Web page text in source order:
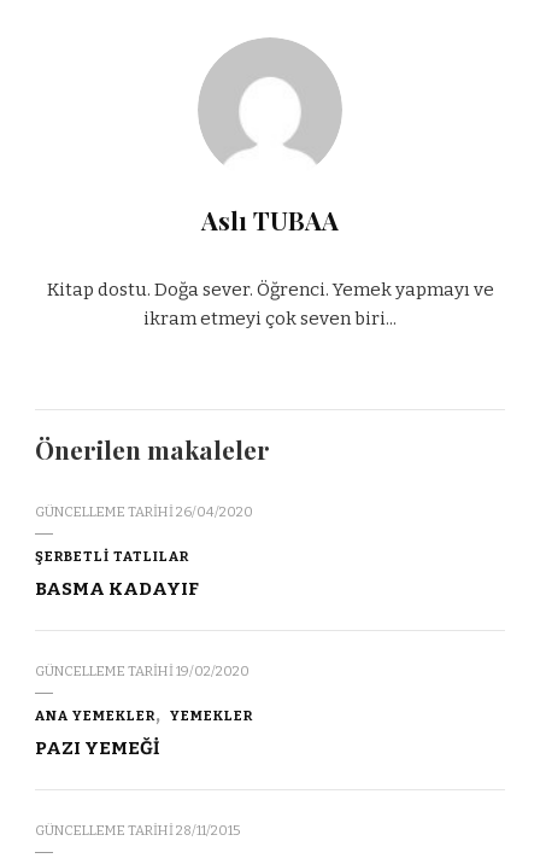
Aslı TUBAA
Kitap dostu. Doğa sever. Öğrenci. Yemek yapmayı ve
ikram etmeyi çok seven biri...
Önerilen makaleler
GÜNCELLEME TARIHI26/04/2020
ŞERBETLİ TATLILAR
BASMA KADAYIF
GÜNCELLEME TARIHI19/02/2020
ANA YEMEKLER YEMEKLER
PAZI YEMEĞİ
GÜNCELLEME TARIHI28/11/2015